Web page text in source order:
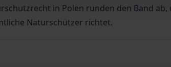
in Polen runden den Band
Naturschützer richtet.